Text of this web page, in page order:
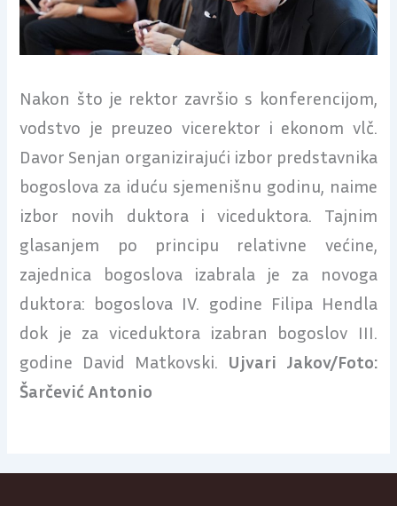
Nakon što je rektor završio s konferencijom,
vodstvo je preuzeo vicerektor i ekonom vlč.
Davor Senjan organizirajući izbor predstavnika
bogoslova za iduću sjemenišnu godinu, naime
izbor novih duktora i viceduktora. Tajnim
glasanjem po principu relativne većine,
zajednica bogoslova izabrala je za novoga
duktora: bogoslova IV. godine Filipa Hendla
dok je za viceduktora izabran bogoslov III.
godine David Matkovski. Ujvari Jakov/Foto:
Šarčević Antonio